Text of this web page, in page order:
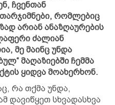
ჩვენთან
რომლებიც
არიან ანაზღაურების
ძალიან
მე მაინც უნდა
მაღაზიებში ჩემმა
ყიდვა მოახერხონ.
რა თქმა უნდა,
დავიწყეთ სხვადასხვა